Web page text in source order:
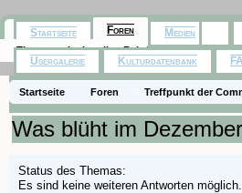
Startseite Foren
Treffpunkt der
Orchideenfotos (Naturformen)
Was blüht im
Status des Themas:
Es sind keine weiteren Antworten möglich.
Startseite Foren
Themen mit aktuellen Beiträgen
Medien
Usergalerie Kulturdatenbank